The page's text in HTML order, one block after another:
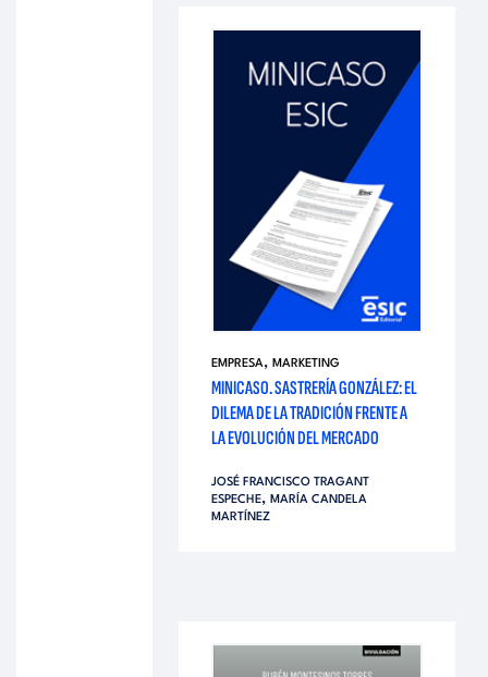
EMPRESA, MARKETING
MINICASO. SASTRERÍA GONZÁLEZ: EL
DILEMA DE LA TRADICIÓN FRENTE A
LA EVOLUCIÓN DEL MERCADO
JOSÉ FRANCISCO TRAGANT
ESPECHE, MARÍA CANDELA
MARTÍNEZ